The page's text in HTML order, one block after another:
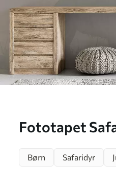
Fototapet
Børn Safaridyr